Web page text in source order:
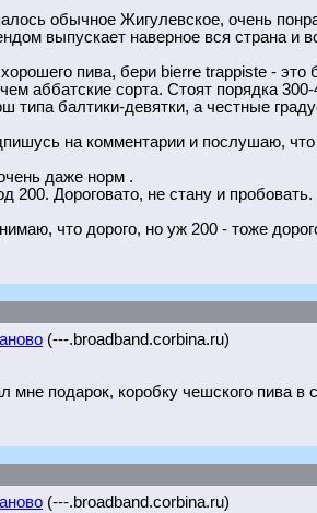
обычное Жигулевское, очень
выпускает наверное вся страна и
пива, бери bierre trappiste -
аббатские сорта. Стоят порядка
типа балтики-девятки, а честные
на комментарии и послушаю, что
даже норм .
200. Дороговато, не стану и пробовать.
что дорого, но уж 200 - тоже
(---.broadband.corbina.ru)
мне подарок, коробку чешского пива
(---.broadband.corbina.ru)